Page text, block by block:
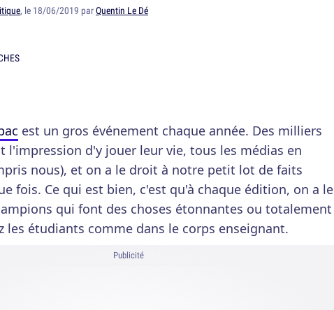
, le 18/06/2019 parQuentin Le Dé
est un gros événement chaque année. Des milliers
l'impression d'y jouer leur vie, tous les médias en
nous), et on a le droit à notre petit lot de faits
fois. Ce qui est bien, c'est qu'à chaque édition, on a le
qui font des choses étonnantes ou totalement
les étudiants comme dans le corps enseignant.
Publicité